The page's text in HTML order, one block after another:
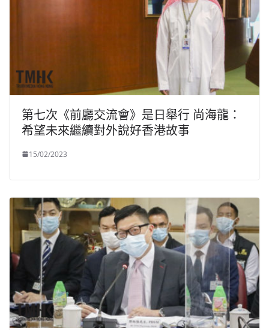
第七次《前廳交流會》是日舉行 尚海龍：
希望未來繼續對外說好香港故事
15/02/2023